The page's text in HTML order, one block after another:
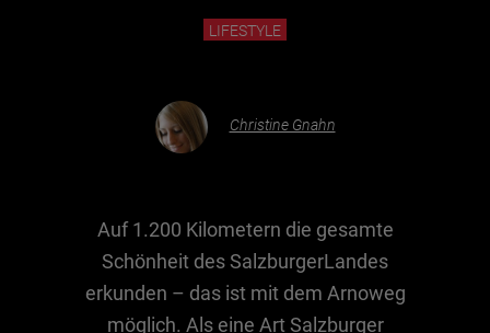
BEITRÄGE IN MEINER NÄHE ANZEIGEN
Nachhaltigkeit
LIFESTYLE
Christine Gnahn
Auf 1.200 Kilometern die gesamte
Schönheit des SalzburgerLandes
erkunden – das ist mit dem Arnoweg
möglich. Als eine Art Salzburger